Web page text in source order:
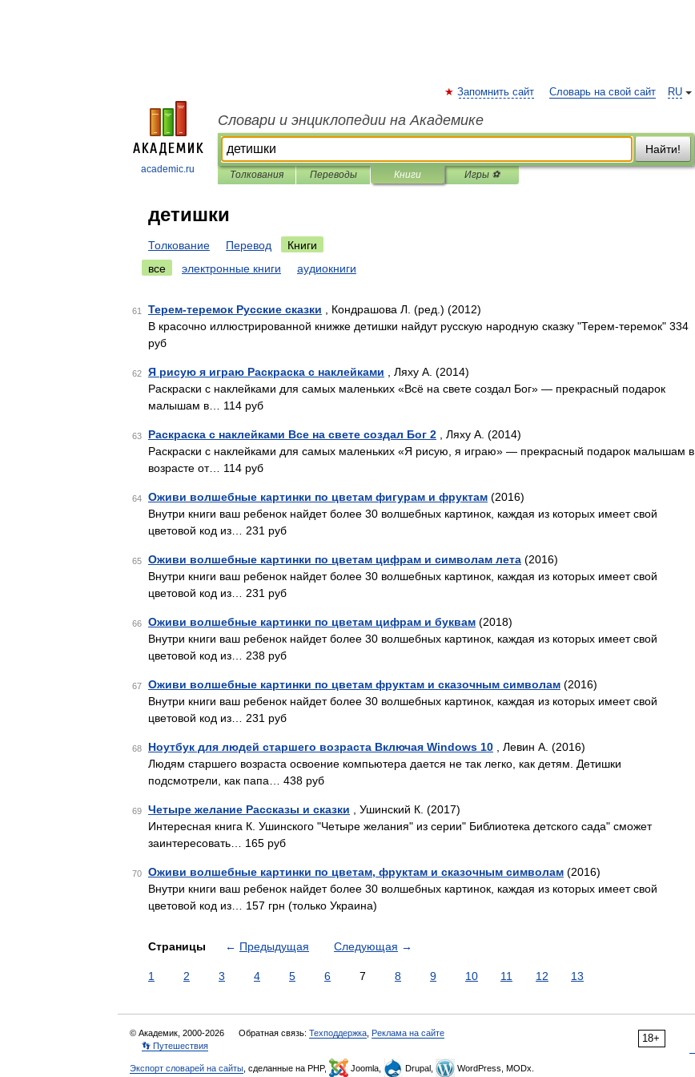
academic.ru
RU
Запомнить сайт Словарь на свой сайт
Словари и энциклопедии на Академике
Найти!
Толкования Переводы Книги Игры ⚽
детишки
Толкование Перевод
Книги
все
электронные книги аудиокниги
61 Терем-теремок Русские сказки , Кондрашова Л. (ред.) (2012)
В красочно иллюстрированной книжке детишки найдут русскую народную сказку "Терем-теремок" 334
руб
62 Я рисую я играю Раскраска с наклейками , Ляху А. (2014)
Раскраски с наклейками для самых маленьких «Всё на свете создал Бог» — прекрасный подарок
малышам в… 114 руб
63 Раскраска с наклейками Все на свете создал Бог 2 , Ляху А. (2014)
Раскраски с наклейками для самых маленьких «Я рисую, я играю» — прекрасный подарок малышам в
возрасте от… 114 руб
64 Оживи волшебные картинки по цветам фигурам и фруктам (2016)
Внутри книги ваш ребенок найдет более 30 волшебных картинок, каждая из которых имеет свой
цветовой код из… 231 руб
65 Оживи волшебные картинки по цветам цифрам и символам лета (2016)
Внутри книги ваш ребенок найдет более 30 волшебных картинок, каждая из которых имеет свой
цветовой код из… 231 руб
66 Оживи волшебные картинки по цветам цифрам и буквам (2018)
Внутри книги ваш ребенок найдет более 30 волшебных картинок, каждая из которых имеет свой
цветовой код из… 238 руб
67 Оживи волшебные картинки по цветам фруктам и сказочным символам (2016)
Внутри книги ваш ребенок найдет более 30 волшебных картинок, каждая из которых имеет свой
цветовой код из… 231 руб
68 Ноутбук для людей старшего возраста Включая Windows 10 , Левин А. (2016)
Людям старшего возраста освоение компьютера дается не так легко, как детям. Детишки
подсмотрели, как папа… 438 руб
69 Четыре желание Рассказы и сказки , Ушинский К. (2017)
Интересная книга К. Ушинского "Четыре желания" из серии" Библиотека детского сада" сможет
заинтересовать… 165 руб
70 Оживи волшебные картинки по цветам, фруктам и сказочным символам (2016)
Внутри книги ваш ребенок найдет более 30 волшебных картинок, каждая из которых имеет свой
цветовой код из… 157 грн (только Украина)
Страницы ← Предыдущая Следующая →
1 2 3 4 5 6 7 8 9 10 11 12 13
18+
© Академик, 2000-2026 Обратная связь: Техподдержка Реклама на сайте
👣 Путешествия
Экспорт словарей на сайты , сделанные на PHP, Joomla, Drupal, WordPress, MODx.